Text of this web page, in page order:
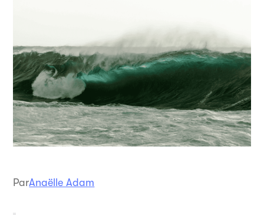
ParAnaëlle Adam